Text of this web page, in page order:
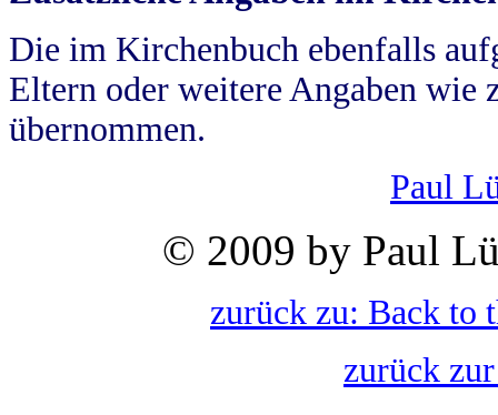
Die im Kirchenbuch ebenfalls
Eltern oder weitere Angaben wie
übernommen.
Paul
© 2009 by Paul
zurück zu: Back to
zurück